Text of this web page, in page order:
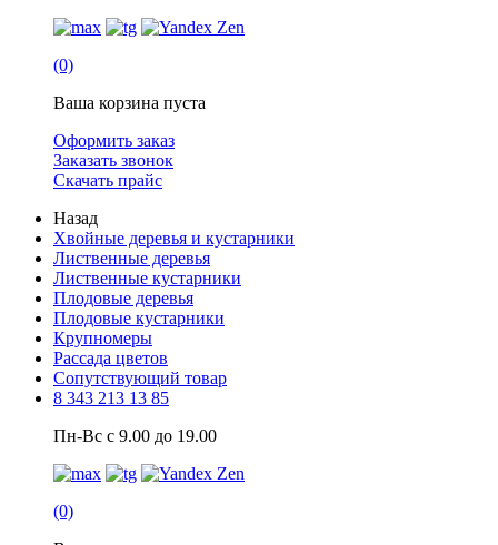
(0)
Ваша корзина пуста
Оформить заказ
Заказать звонок
Скачать прайс
Назад
Хвойные деревья и кустарники
Лиственные деревья
Лиственные кустарники
Плодовые деревья
Плодовые кустарники
Крупномеры
Рассада цветов
Сопутствующий товар
8 343 213 13 85
Пн-Вс с 9.00 до 19.00
(0)